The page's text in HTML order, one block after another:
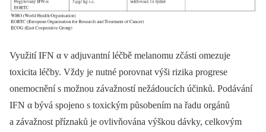
Využití IFN α v adjuvantní léčbě melanomu zčásti omezuje
toxicita léčby. Vždy je nutné porovnat výši rizika progrese
onemocnění s možnou závažností nežádoucích účinků. Podávání
IFN α bývá spojeno s toxickým působením na řadu orgánů
a závažnost příznaků je ovlivňována výškou dávky, celkovým